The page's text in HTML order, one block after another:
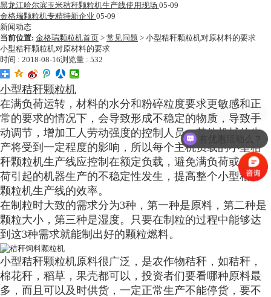
黑龙江哈尔滨玉米秸秆颗粒机生产线使用现场 05-09
金格瑞颗粒机专精特新企业 05-09
新闻动态
当前位置: 金格瑞颗粒机首页 > 常见问题 > 小型秸秆颗粒机对原材料的要求
小型秸秆颗粒机对原材料的要求
时间 : 2018-08-16浏览量 : 532
小型秸秆颗粒机
在满负荷运转，材料的水分和粉碎粒度要求更敏感和正
常的要求的情况下，会导致形成不稳定的物质，导致手
动调节，增加工人劳动强度的控制人员，其他机械的生
产将受到一定程度的影响，所以每个主机负载的小型秸
秆颗粒机生产线应控制在额定负载，避免满负荷或超负
荷引起的机器生产的不稳定性发生，提高整个小型秸秆
颗粒机生产线的效率。
在制粒时大致的需求分为3种，第一种是原料，第二种是
颗粒大小，第三种是湿度。只要在制粒的过程中能够达
到这3种需求就能制出好的颗粒燃料。
小型秸秆颗粒机原料很广泛，是农作物秸秆，如秸秆，
棉花秆，稻草，果壳都可以，投资者们要看哪种原料最
多，而且可以及时供货，一定正常生产不能停货，要不
颗粒机多少钱？
有优惠活动么？